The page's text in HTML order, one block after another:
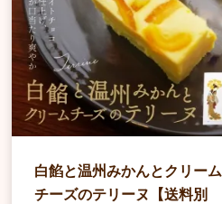
白餡と温州みかんとクリーム
チーズのテリーヌ【送料別